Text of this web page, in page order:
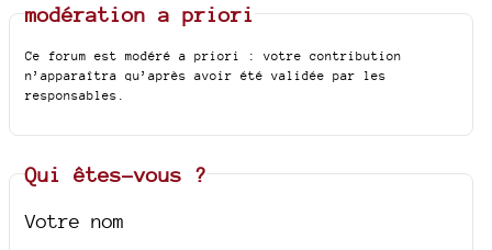
modération a priori
Ce forum est modéré a priori : votre contribution
n’apparaîtra qu’après avoir été validée par les
responsables.
Qui êtes-vous ?
Votre nom